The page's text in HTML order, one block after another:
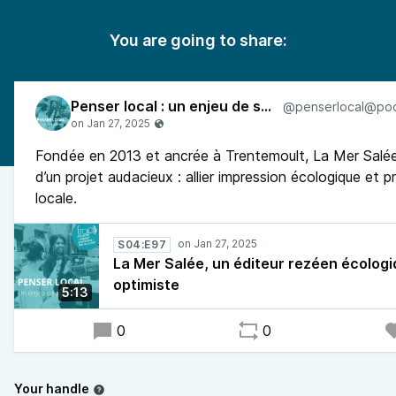
You are going to share:
Penser local : un enjeu de société
Fondée en 2013 et ancrée à Trentemoult, La Mer
d’un projet audacieux : allier impression écologique et
locale.
5:13
S04:E97
La Mer Salée, un éditeur rezéen
optimiste
0 0
Your handle